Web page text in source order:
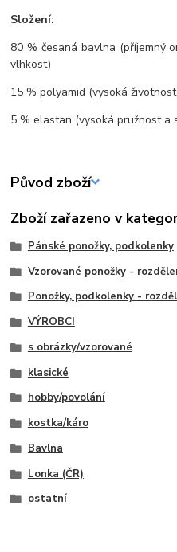
Složení:
80 % česaná bavlna (příjemný
vlhkost)
15 % polyamid (vysoká
5 % elastan (vysoká pružnost a
Původ zboží
Zboží zařazeno v
Pánské ponožky, podkolenky
Vzorované ponožky -
Ponožky, podkolenky -
VÝROBCI
s obrázky/vzorované
klasické
hobby/povolání
kostka/káro
Bavlna
Lonka (ČR)
ostatní